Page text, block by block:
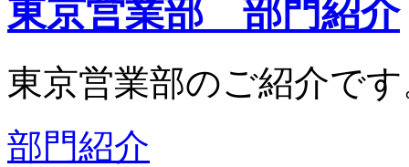
東京営業部 部門紹介
東京営業部のご紹介で
部門紹介